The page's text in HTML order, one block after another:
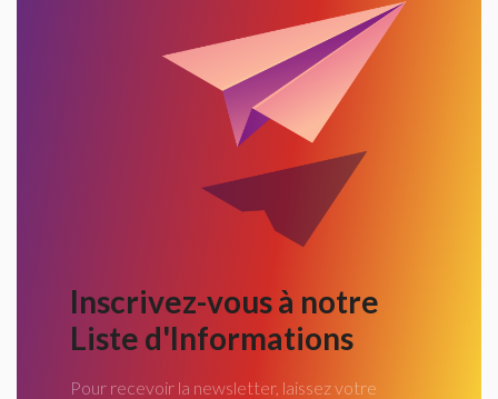
Inscrivez-vous à notre
Liste d'Informations
Pour recevoir la newsletter, laissez votre